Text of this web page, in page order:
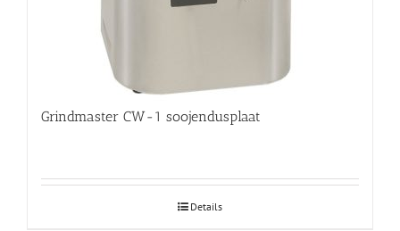
Grindmaster CW-1 soojendusplaat
Details